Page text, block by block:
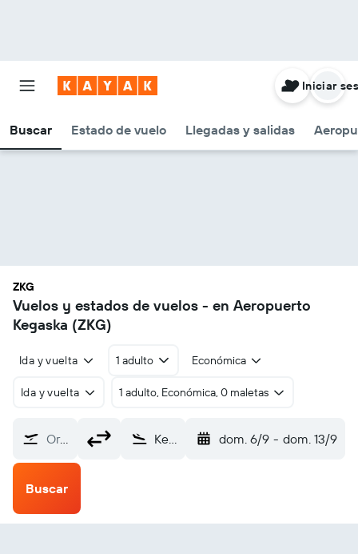
Buscar Estado de vuelo Llegadas y salidas
Iniciar
ZKG
Vuelos y estados de vuelos - en Aeropuerto
Kegaska (ZKG)
Ida y vuelta 1 adulto Económica
Ida y vuelta 1 adulto, Económica, 0 maletas
Origen Kegaska (ZKG) dom. 6/9 - dom. 13/9
Buscar